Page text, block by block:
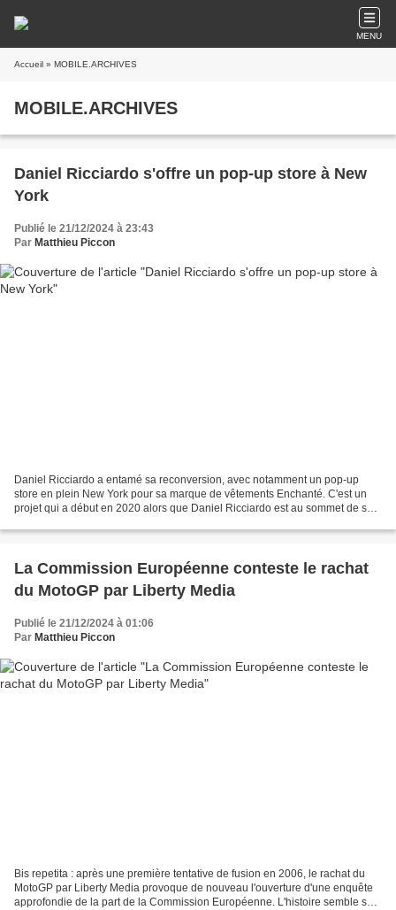
MENU
Accueil » MOBILE.ARCHIVES
MOBILE.ARCHIVES
Daniel Ricciardo s'offre un pop-up store à New
York
Publié le 21/12/2024 à 23:43
Par Matthieu Piccon
Daniel Ricciardo a entamé sa reconversion, avec notamment un pop-up
store en plein New York pour sa marque de vêtements Enchanté. C'est un
projet qui a début en 2020 alors que Daniel Ricciardo est au sommet de sa
La Commission Européenne conteste le rachat
du MotoGP par Liberty Media
Publié le 21/12/2024 à 01:06
Par Matthieu Piccon
Bis repetita : après une première tentative de fusion en 2006, le rachat du
MotoGP par Liberty Media provoque de nouveau l'ouverture d'une enquête
approfondie de la part de la Commission Européenne. L'histoire semble se